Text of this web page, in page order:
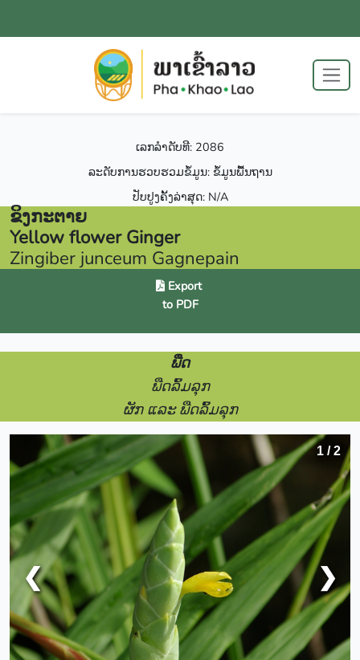
ເລກລຳດັບທີ: 2086
ລະດັບການຮວບຮວມຂໍ້ມູນ: ຂໍ້ມູນພື້ນຖານ
ປັບປູງຄັ້ງລ່າສຸດ: N/A
ຂິງກະຕາຍ
Yellow flower Ginger
Zingiber junceum Gagnepain
Export
to PDF
ພືດ
ພືດລົ້ມລຸກ
ຜັກ ແລະ ພືດລົ້ມລຸກ
1 / 2
❮ ❯